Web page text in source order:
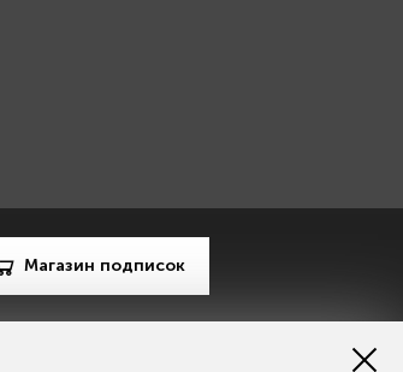
Магазин подписок